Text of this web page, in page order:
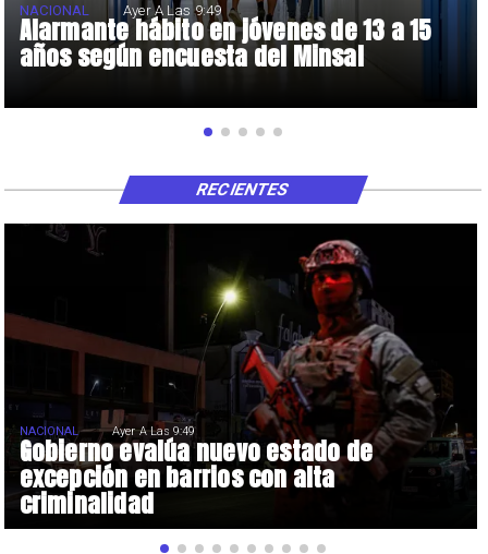
Alarmante hábito en jóvenes de 13 a 15
años según encuesta del Minsal
NACIONAL Ayer A Las 9:49
Gobierno evalúa nuevo estado de
excepción en barrios con alta
criminalidad
NACIONAL Ayer A Las 9:49
RECIENTES